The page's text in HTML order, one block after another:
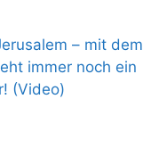
– mit dem
immer noch ein
(Video)